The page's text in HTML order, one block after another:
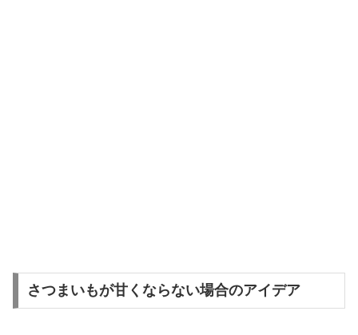
さつまいもが甘くならない場合のアイデア